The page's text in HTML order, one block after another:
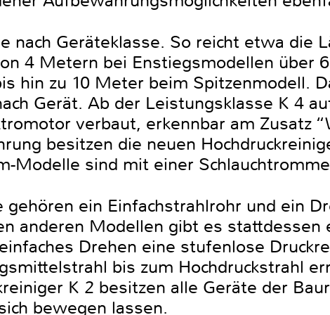
nach Geräteklasse. So reicht etwa die
4 Metern bei Enstiegsmodellen über
hin zu 10 Meter beim Spitzenmodell.
Gerät. Ab der Leistungsklasse K 4
verbaut, erkennbar am Zusatz
besitzen die neuen
Modelle sind mit einer
gehören ein Einfachstrahlrohr und ein
anderen Modellen gibt es stattdessen
Drehen eine stufenlose
bis zum Hochdruckstrahl
K 2 besitzen alle Geräte der
bewegen lassen.